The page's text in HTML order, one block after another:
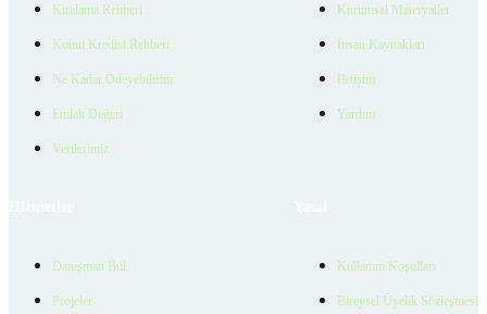
Kiralama Rehberi
Konut Kredisi Rehberi
Ne Kadar Ödeyebilirim
Emlak Değeri
Verilerimiz
Kurumsal Materyaller
İnsan Kaynakları
İletişim
Yardım
Danışman Bul
Projeler
Kullanım Koşulları
Bireysel Üyelik Sözleşmesi